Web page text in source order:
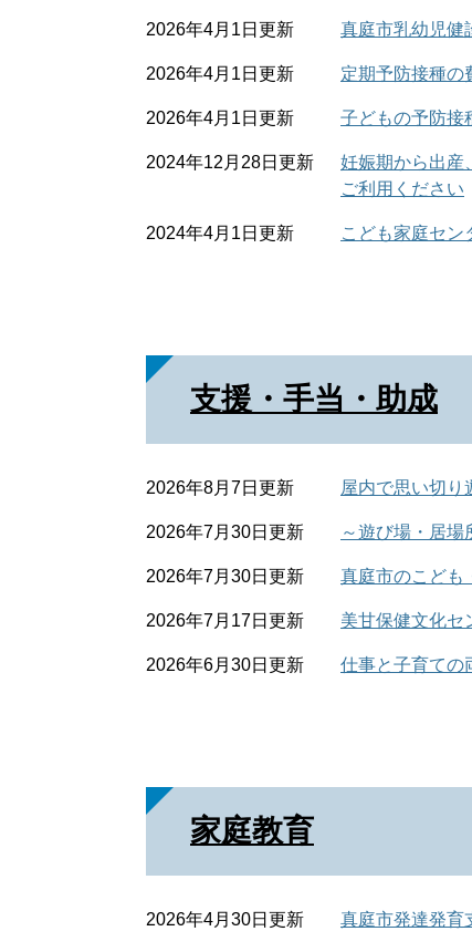
2026年4月1日更新 真庭市乳幼児
2026年4月1日更新 定期予防接種の
2026年4月1日更新 子どもの予防接
2024年12月28日更新
妊娠期から出
ご利用ください
2024年4月1日更新 こども家庭セン
支援・手当・助成
2026年8月7日更新 屋内で思い切り
2026年7月30日更新 ～遊び場・居
2026年7月30日更新 真庭市のこども
2026年7月17日更新 美甘保健文化セ
2026年6月30日更新 仕事と子育ての
家庭教育
2026年4月30日更新 真庭市発達発育